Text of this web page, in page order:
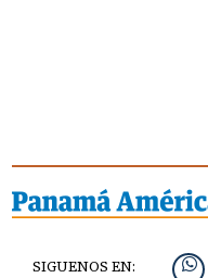
SIGUENOS EN: